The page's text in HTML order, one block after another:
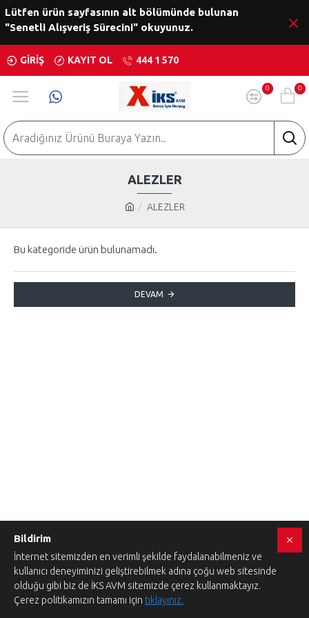
Lütfen ürün sayfasının alt bölümünde bulunan
"Senetli Alışveriş Sürecini" okuyunuz.
GIRIŞ KAYIT OL 444 1 570
0 0
ALEZLER
ALEZLER
Bu kategoride ürün bulunamadı.
DEVAM
Bildirim
İnternet sitemizden en verimli şekilde faydalanabilmeniz ve
kullanıcı deneyiminizi geliştirebilmek adına çoğu web sitesinde
olduğu gibi biz de İKS AVM sitemizde çerez kullanmaktayız.
Çerez politikamızın tamamı için tıklayınız.